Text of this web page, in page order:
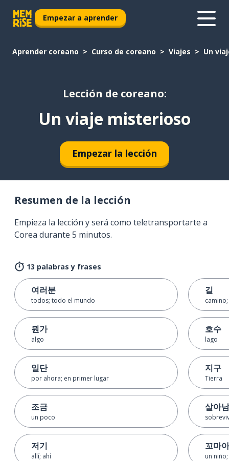
Empezar a aprender
Aprender coreano Curso de coreano Viajes Un
Lección de coreano:
Un viaje misterioso
Empezar la lección
Resumen de la lección
Empieza la lección y será como teletransportarte a
Corea durante 5 minutos.
13 palabras y frases
여러분
todos; todo el mundo
뭔가
algo
일단
por ahora; en primer lugar
조금
un poco
저기
allí; ahí
길
호수
lago
지구
Tierra
살아
꼬마
un